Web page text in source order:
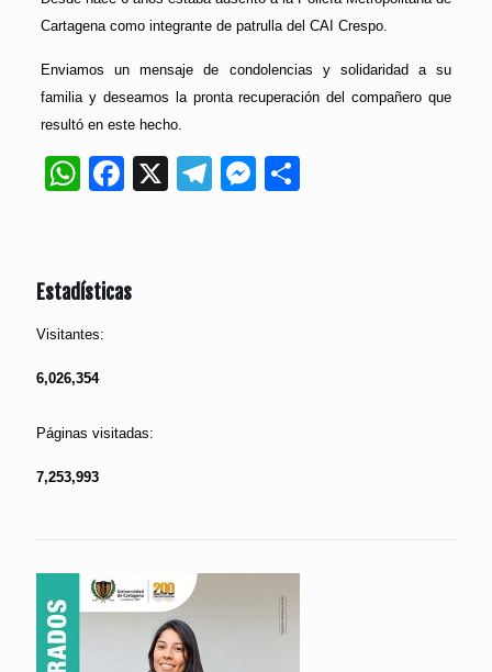
Cartagena como integrante de patrulla del CAI Crespo.
Enviamos un mensaje de condolencias y solidaridad a su
familia y deseamos la pronta recuperación del compañero que
resultó en este hecho.
WhatsApp
Facebook
X Telegram
Messenger
Estadísticas
Visitantes:
6,026,354
Páginas visitadas:
7,253,993